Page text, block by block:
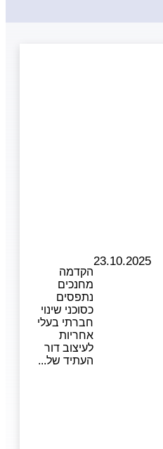
23.10.2025
הקדמה
מחנכים
נתפסים
כסוכני שינוי
חברתי בעלי
אחריות
לעיצוב דור
העתיד של